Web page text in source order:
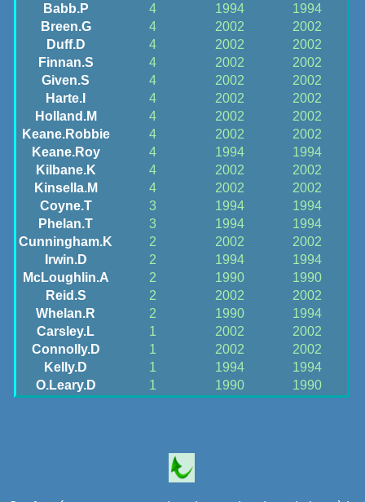
Babb.P
4 1994
1994
Breen.G
4 2002
2002
Duff.D
4 2002
2002
Finnan.S
4 2002
2002
Given.S
4 2002
2002
Harte.I
4 2002
2002
Holland.M
4 2002
2002
Keane.Robbie
4 2002
2002
Keane.Roy
4 1994
1994
Kilbane.K
4 2002
2002
Kinsella.M
4 2002
2002
Coyne.T
3 1994
1994
Phelan.T
3 1994
1994
Cunningham.K
2 2002
2002
Irwin.D
2 1994
1994
McLoughlin.A
2 1990
1990
Reid.S
2 2002
2002
Whelan.R
2 1990
1994
Carsley.L
1 2002
2002
Connolly.D
1 2002
2002
Kelly.D
1 1994
1994
O.Leary.D
1 1990 1990